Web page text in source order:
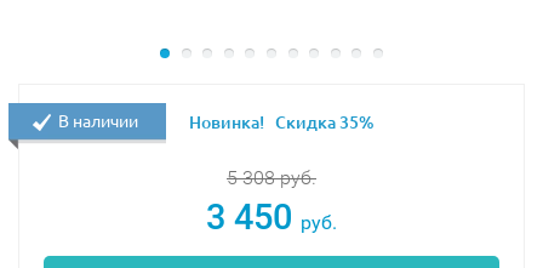
5 308руб.
3 450 руб.
В наличии Новинка! Скидка 35%